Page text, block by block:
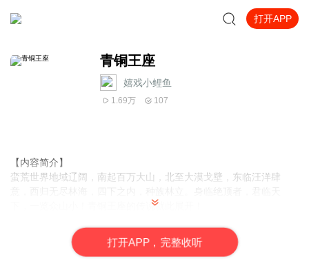
打开APP
青铜王座
嬉戏小鲤鱼
1.69万 107
【内容简介】
蛮荒世界地域辽阔，南起百万大山，北至大漠戈壁，东临汪洋肆
下，一览众山小！青铜王座的传说就此展开！
【作者/主播简介】
作者：火烈1989，网络小说作家。
打开APP，完整收听